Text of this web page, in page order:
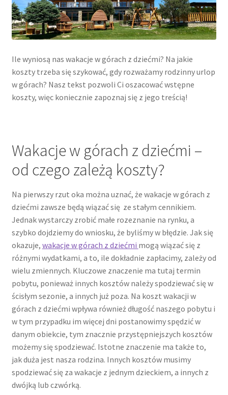
Ile wyniosą nas wakacje w górach z dziećmi? Na jakie
koszty trzeba się szykować, gdy rozważamy rodzinny urlop
w górach? Nasz tekst pozwoli Ci oszacować wstępne
koszty, więc koniecznie zapoznaj się z jego treścią!
Wakacje w górach z dziećmi –
od czego zależą koszty?
Na pierwszy rzut oka można uznać, że wakacje w górach z
dziećmi zawsze będą wiązać się ze stałym cennikiem.
Jednak wystarczy zrobić małe rozeznanie na rynku, a
szybko dojdziemy do wniosku, że byliśmy w błędzie. Jak się
okazuje, wakacje w górach z dziećmi mogą wiązać się z
różnymi wydatkami, a to, ile dokładnie zapłacimy, zależy od
wielu zmiennych. Kluczowe znaczenie ma tutaj termin
pobytu, ponieważ innych kosztów należy spodziewać się w
ścisłym sezonie, a innych już poza. Na koszt wakacji w
górach z dziećmi wpływa również długość naszego pobytu i
w tym przypadku im więcej dni postanowimy spędzić w
danym obiekcie, tym znacznie przystępniejszych kosztów
możemy się spodziewać. Istotne znaczenie ma także to,
jak duża jest nasza rodzina. Innych kosztów musimy
spodziewać się za wakacje z jednym dzieckiem, a innych z
dwójką lub czwórką.